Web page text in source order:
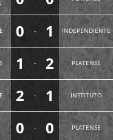
0 - 1 INDEPENDIENTE
1 - 2 PLATENSE
2 - 1 INSTITUTO
0 - 0 PLATENSE